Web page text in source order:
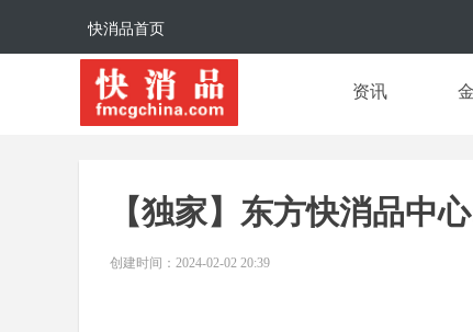
资讯
快消品首页
【独家】东方快消品中
创建时间： 2024-02-02 20:39